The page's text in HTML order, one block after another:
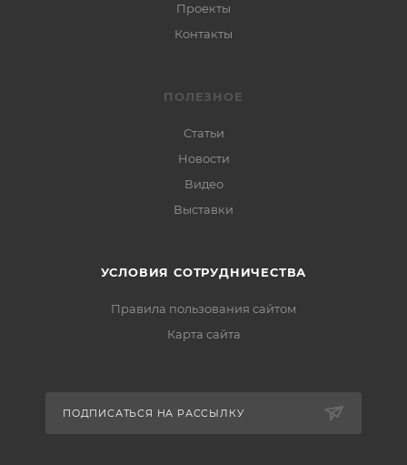
Проекты
Контакты
ПОЛЕЗНОЕ
Статьи
Новости
Видео
Выставки
УСЛОВИЯ СОТРУДНИЧЕСТВА
Правила пользования сайтом
Карта сайта
ПОДПИСАТЬСЯ НА РАССЫЛКУ